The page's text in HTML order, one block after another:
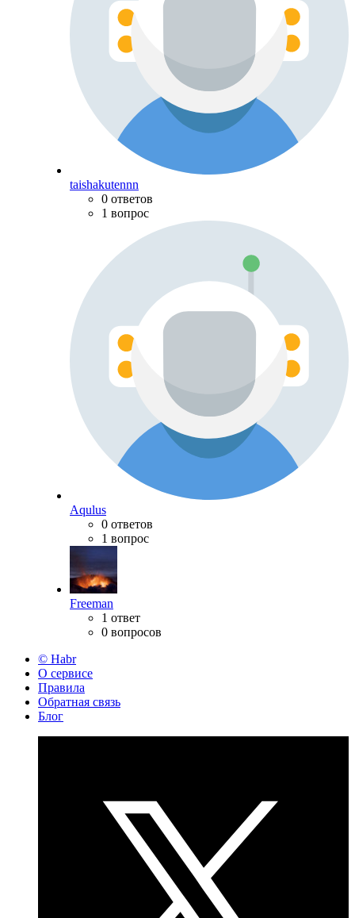
taishakutennn
0 ответов
1 вопрос
Aqulus
0 ответов
1 вопрос
Freeman
1 ответ
0 вопросов
© Habr
О сервисе
Правила
Обратная связь
Блог